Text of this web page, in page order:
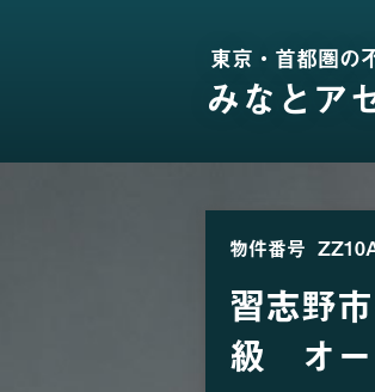
東京・首都圏の
みなとア
物件番号
習志野
級 オー